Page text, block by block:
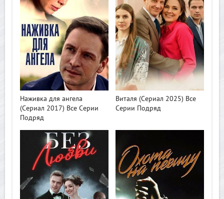
>
Наживка для ангела
(Сериал 2017) Все Серии
Подряд
>
Виталя (Сериал 2025) Все
Серии Подряд